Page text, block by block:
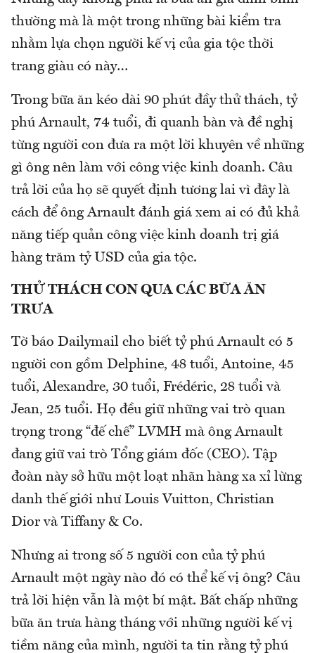
thường mà là một trong những bài kiểm tra
nhằm lựa chọn người kế vị của gia tộc thời
trang giàu có này…
Trong bữa ăn kéo dài 90 phút đầy thử thách, tỷ
phú Arnault, 74 tuổi, đi quanh bàn và đề nghị
từng người con đưa ra một lời khuyên về những
gì ông nên làm với công việc kinh doanh. Câu
trả lời của họ sẽ quyết định tương lai vì đây là
cách để ông Arnault đánh giá xem ai có đủ khả
năng tiếp quản công việc kinh doanh trị giá
hàng trăm tỷ USD của gia tộc.
THỬ THÁCH CON QUA CÁC BỮA ĂN
TRƯA
Tờ báo Dailymail cho biết tỷ phú Arnault có 5
người con gồm Delphine, 48 tuổi, Antoine, 45
tuổi, Alexandre, 30 tuổi, Frédéric, 28 tuổi và
Jean, 25 tuổi. Họ đều giữ những vai trò quan
trọng trong “đế chế” LVMH mà ông Arnault
đang giữ vai trò Tổng giám đốc (CEO). Tập
đoàn này sở hữu một loạt nhãn hàng xa xỉ lừng
danh thế giới như Louis Vuitton, Christian
Dior và Tiffany & Co.
Nhưng ai trong số 5 người con của tỷ phú
Arnault một ngày nào đó có thể kế vị ông? Câu
trả lời hiện vẫn là một bí mật. Bất chấp những
bữa ăn trưa hàng tháng với những người kế vị
tiềm năng của mình, người ta tin rằng tỷ phú